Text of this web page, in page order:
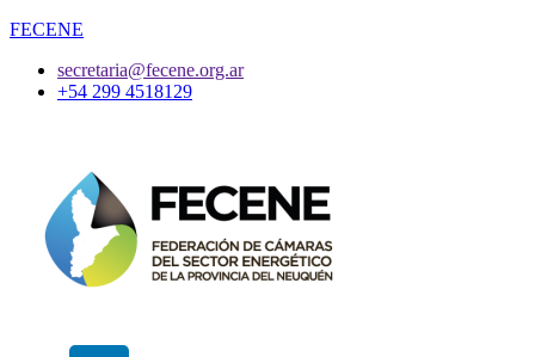
FECENE
secretaria@fecene.org.ar
+54 299 4518129